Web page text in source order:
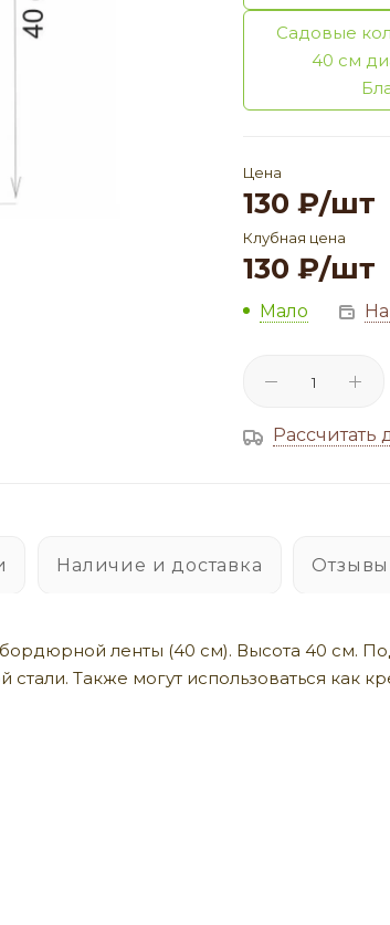
Садовые
40 см
Цена
130 ₽/шт
Клубная цена
130 ₽/шт
Мало
Рассчитать
Наличие и доставка Отзывы
ленты (40 см). Высота 40 см.
Также могут использоваться как